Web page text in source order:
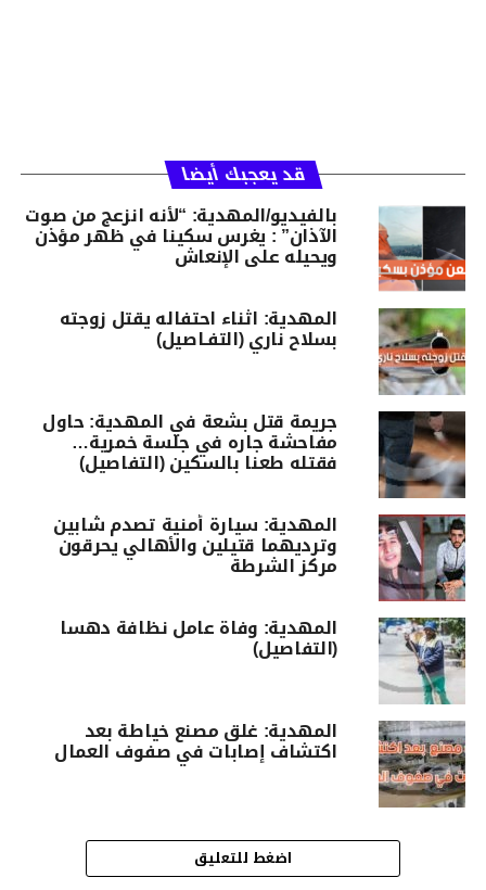
قد يعجبك أيضا
بالفيديو/المهدية: “لأنه انزعج من صوت
الآذان” : يغرس سكينا في ظهر مؤذن
ويحيله على الإنعاش
المهدية: اثناء احتفاله يقتل زوجته
بسلاح ناري (التفـاصيل)
جريمة قتل بشعة في المهدية: حاول
مفاحشة جاره في جلسة خمرية…
فقتله طعنا بالسكين (التفاصيل)
المهدية: سيارة أمنية تصدم شابين
وترديهما قتيلين والأهالي يحرقون
مركز الشرطة
المهدية: وفاة عامل نظافة دهسا
(التفاصيل)
المهدية: غلق مصنع خياطة بعد
اكتشاف إصابات في صفوف العمال
اضغط للتعليق